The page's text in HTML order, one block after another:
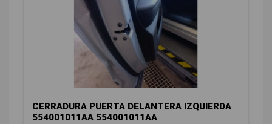
CERRADURA PUERTA DELANTERA IZQUIERDA
554001011AA 554001011AA